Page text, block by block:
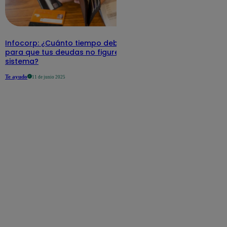
Infocorp: ¿Cuánto tiempo debe pasar
para que tus deudas no figuren en su
sistema?
Te ayudo 11 de junio 2025